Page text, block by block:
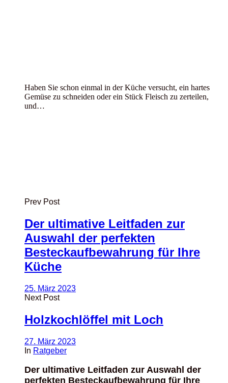
Haben Sie schon einmal in der Küche versucht, ein hartes
Gemüse zu schneiden oder ein Stück Fleisch zu zerteilen,
und…
Prev Post
Der ultimative Leitfaden zur
Auswahl der perfekten
Besteckaufbewahrung für Ihre
Küche
25. März 2023
Next Post
Holzkochlöffel mit Loch
27. März 2023
In Ratgeber
Der ultimative Leitfaden zur Auswahl der
perfekten Besteckaufbewahrung für Ihre